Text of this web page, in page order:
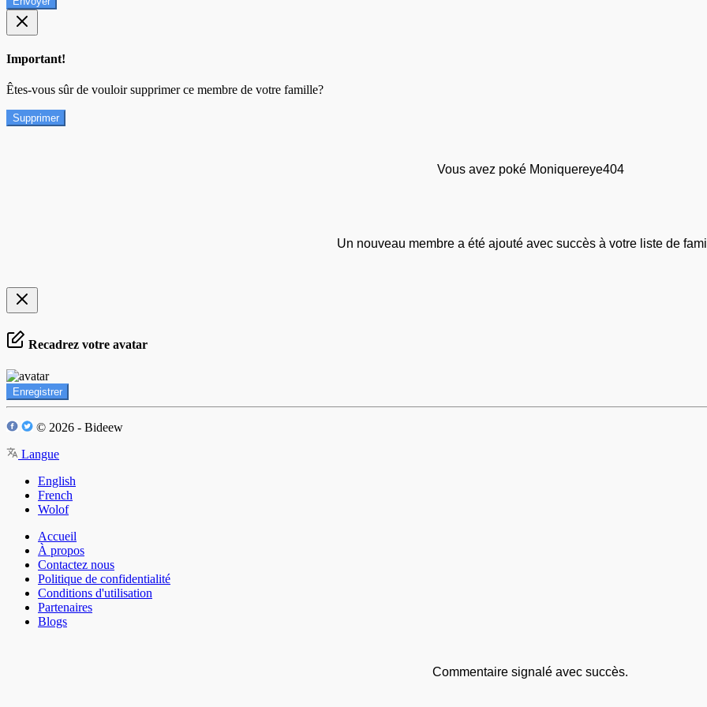
Important!
Êtes-vous sûr de vouloir supprimer ce membre de votre famille?
Supprimer
Vous avez poké Moniquereye404
Un nouveau membre a été ajouté avec succès à votre liste de
Recadrez votre avatar
Enregistrer
© 2026 - Bideew
Langue
English
French
Wolof
Accueil
À propos
Contactez nous
Politique de confidentialité
Conditions d'utilisation
Partenaires
Blogs
Commentaire signalé avec succès.